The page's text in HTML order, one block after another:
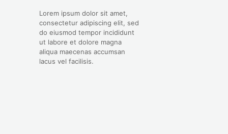
Lorem ipsum dolor sit amet,
consectetur adipiscing elit, sed
do eiusmod tempor incididunt
ut labore et dolore magna
aliqua maecenas accumsan
lacus vel facilisis.